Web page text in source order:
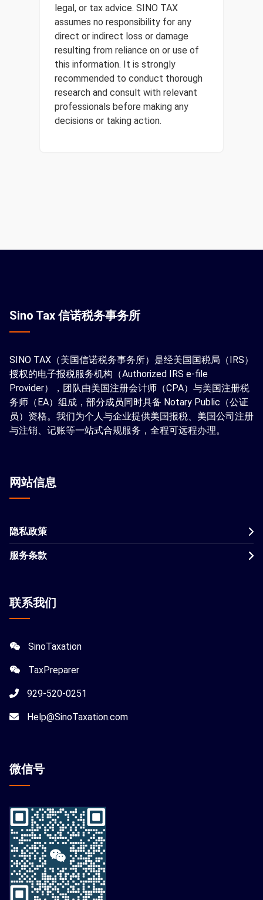
legal, or tax advice. SINO TAX
assumes no responsibility for any
direct or indirect loss or damage
resulting from reliance on or use of
this information. It is strongly
recommended to conduct thorough
research and consult with relevant
professionals before making any
decisions or taking action.
Sino Tax 信诺税务事务所
SINO TAX（美国信诺税务事务所）是经美国国税局（IRS）
授权的电子报税服务机构（Authorized IRS e-file
Provider），团队由美国注册会计师（CPA）与美国注册税
务师（EA）组成，部分成员同时具备 Notary Public（公证
员）资格。我们为个人与企业提供美国报税、美国公司注册
与注销、记账等一站式合规服务，全程可远程办理。
网站信息
隐私政策
服务条款
联系我们
SinoTaxation
TaxPreparer
929-520-0251
Help@SinoTaxation.com
微信号